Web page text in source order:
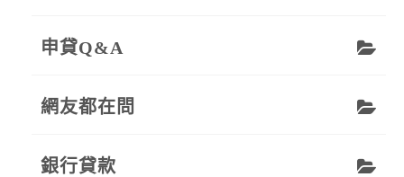
申貸Q&A
網友都在問
銀行貸款